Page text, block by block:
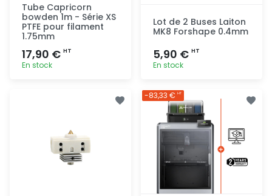
Tube Capricorn
bowden 1m - Série XS
PTFE pour filament
1.75mm
17,90 € HT
En stock
Lot de 2 Buses Laiton
MK8 Forshape 0.4mm
5,90 € HT
En stock
rapide
-83,33 € HT